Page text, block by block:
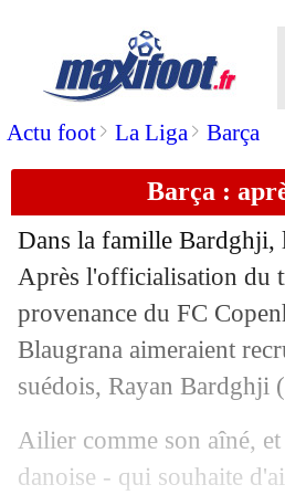
Actu foot> La Liga> Barça
Barça :
Dans la famille Bardghji,
Après l'officialisation du
provenance du FC
Blaugrana aimeraient
suédois, Rayan Bardghji
Ailier comme son aîné,
danoise - qui souhaite
Ballon d'Or :
18/07 Divers: Mourinho
Atletico: Saul
18/07 Naples: Simeone
18/07 Monaco: Diop
18/07 Nantes : c'est
18/07 Dortmund:
Man City :